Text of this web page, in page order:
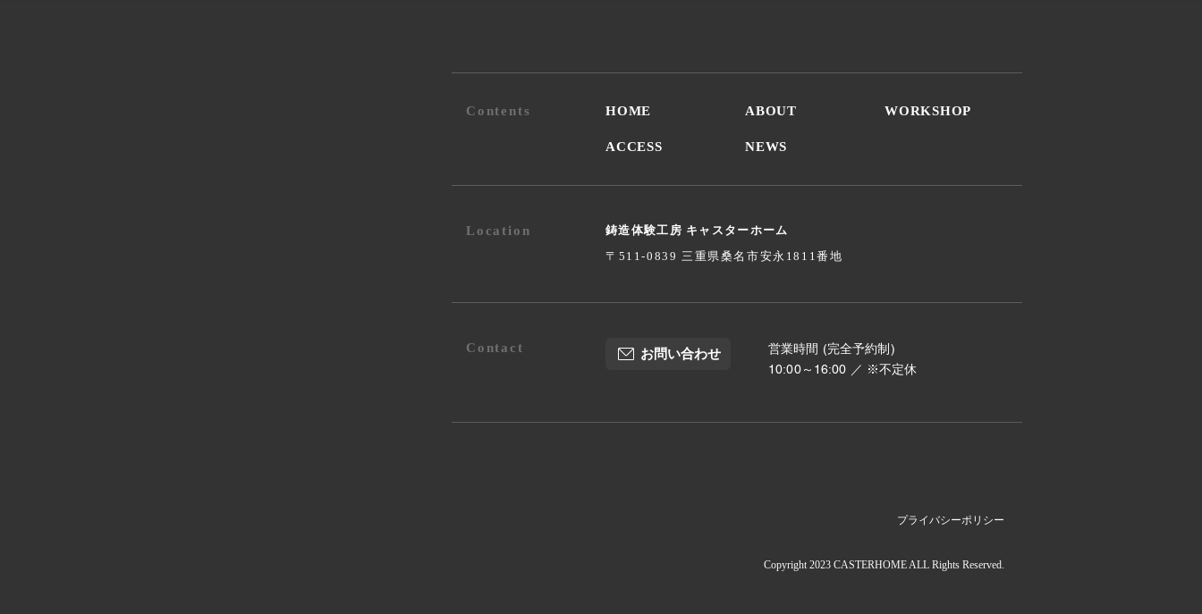
Contents HOME ABOUT WORKSHOP
ACCESS NEWS
Location
鋳造体験工房 キャスターホーム
〒511-0839 三重県桑名市安永1811番地
Contact お問い合わせ
営業時間 (完全予約制)
10:00～16:00 ／ ※不定休
プライバシーポリシー
Copyright 2023 CASTERHOME ALL Rights Reserved.